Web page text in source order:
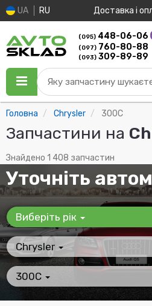
UA RU Доставка і
(095) 448-06-06
(097) 760-80-88
(093) 309-89-89
Яку запчастину
Головна Chrysler 300C
Запчастини на
Знайдено 1 408 запчастин
Уточніть
Виберіть рік
Chrysler
300C